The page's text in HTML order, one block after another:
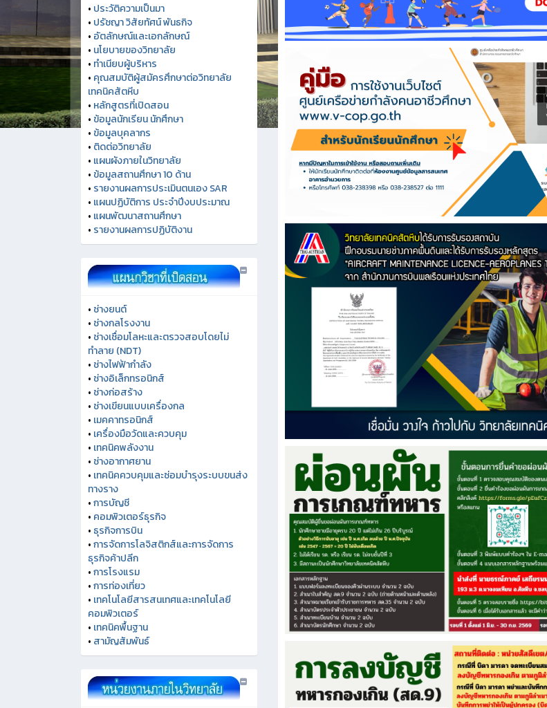
• ประวัติความเป็นมา
• ปรัชญา วิสัยทัศน์ พันธกิจ
• อัตลักษณ์และเอกลักษณ์
• นโยบายของวิทยาลัย
• ทำเนียบผู้บริหาร
• คุณสมบัติผู้สมัครศึกษาต่อวิทยาลัย
เทคนิคสัตหีบ
• หลักสูตรที่เปิดสอน
• ข้อมูลนักเรียน นักศึกษา
• ข้อมูลบุคลากร
• ติดต่อวิทยาลัย
• แผนผังภายในวิทยาลัย
• ข้อมูลสถานศึกษา 10 ด้าน
• รายงานผลการประเมินตนเอง SAR
• แผนปฏิบัติการ ประจำปีงบประมาณ
• แผนพัฒนาสถานศึกษา
• รายงานผลการปฏิบัติงาน
• ช่างยนต์
• ช่างกลโรงงาน
• ช่างเชื่อมโลหะและตรวจสอบโดยไม่
ทำลาย (NDT)
• ช่างไฟฟ้ากำลัง
• ช่างอิเล็กทรอนิกส์
• ช่างก่อสร้าง
• ช่างเขียนแบบเครื่องกล
• เมคคาทรอนิกส์
• เครื่องมือวัดและควบคุม
• เทคนิคพลังงาน
• ช่างอากาศยาน
• เทคนิคควบคุมและซ่อมบำรุงระบบขนส่ง
ทางราง
•การบัญชี
• คอมพิวเตอร์ธุรกิจ
• ธุรกิจการบิน
•การจัดการโลจิสติกส์และการจัดการ
ธุรกิจค้าปลีก
•การโรงแรม
•การท่องเที่ยว
• เทคโนโลยีสารสนเทศและเทคโนโลยี
คอมพิวเตอร์
• เทคนิคพื้นฐาน
• สามัญสัมพันธ์